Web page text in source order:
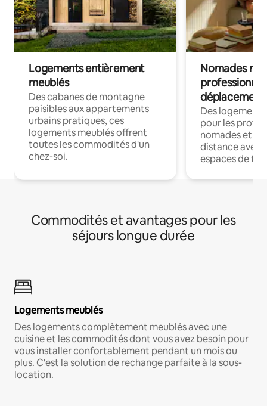
Logements entièrement
meublés
Des cabanes de montagne
paisibles aux appartements
urbains pratiques, ces
logements meublés offrent
toutes les commodités d'un
chez-soi.
Nomades
déplacement
Des
pour les
nomades et
distance avec
espaces de
Commodités et avantages pour les
séjours longue durée
Logements meublés
Des logements complètement meublés avec une
cuisine et les commodités dont vous avez besoin pour
vous installer confortablement pendant un mois ou
plus. C'est la solution de rechange parfaite à la sous-
location.